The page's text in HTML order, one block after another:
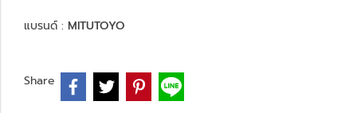
แบรนด์ : MITUTOYO
Share